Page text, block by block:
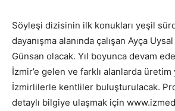
Söyleşi dizisinin ilk konukları yeşil
dayanışma alanında çalışan Ayça
Günsan olacak. Yıl boyunca devam
İzmir’e gelen ve farklı alanlarda üretim
İzmirlilerle kentliler buluşturulacak.
detaylı bilgiye ulaşmak için